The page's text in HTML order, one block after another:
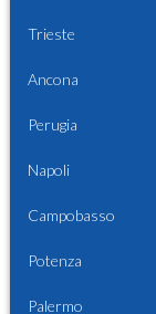
Trieste
Ancona
Perugia
Napoli
Campobasso
Potenza
Palermo